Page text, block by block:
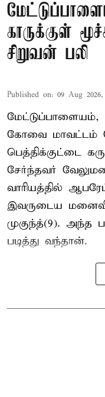
காருக்குள்
சிறுவன் பலி
Published on: 09 Aug
மேட்டுப்பாளையம்,
கோவை மாவட்டம்
பெத்திக்குட்டை
சேர்ந்தவர்
வாரியத்தில்
இவருடைய மனைவி
முகுந்த்(9). அந்த
படித்து வந்தான்.